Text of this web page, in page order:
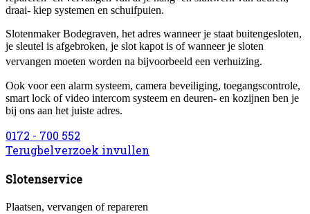
draai- kiep systemen en schuifpuien.
Slotenmaker Bodegraven, het adres wanneer je staat buitengesloten,
je sleutel is afgebroken, je slot kapot is of wanneer je sloten
vervangen moeten worden na bijvoorbeeld een verhuizing.
Ook voor een alarm systeem, camera beveiliging, toegangscontrole,
smart lock of video intercom systeem en deuren- en kozijnen ben je
bij ons aan het juiste adres.
0172 - 700 552
Terugbelverzoek invullen
Slotenservice
Plaatsen, vervangen of repareren